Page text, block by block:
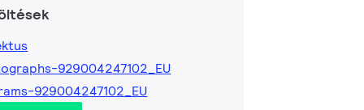
929004247102_EU
929004247102_EU